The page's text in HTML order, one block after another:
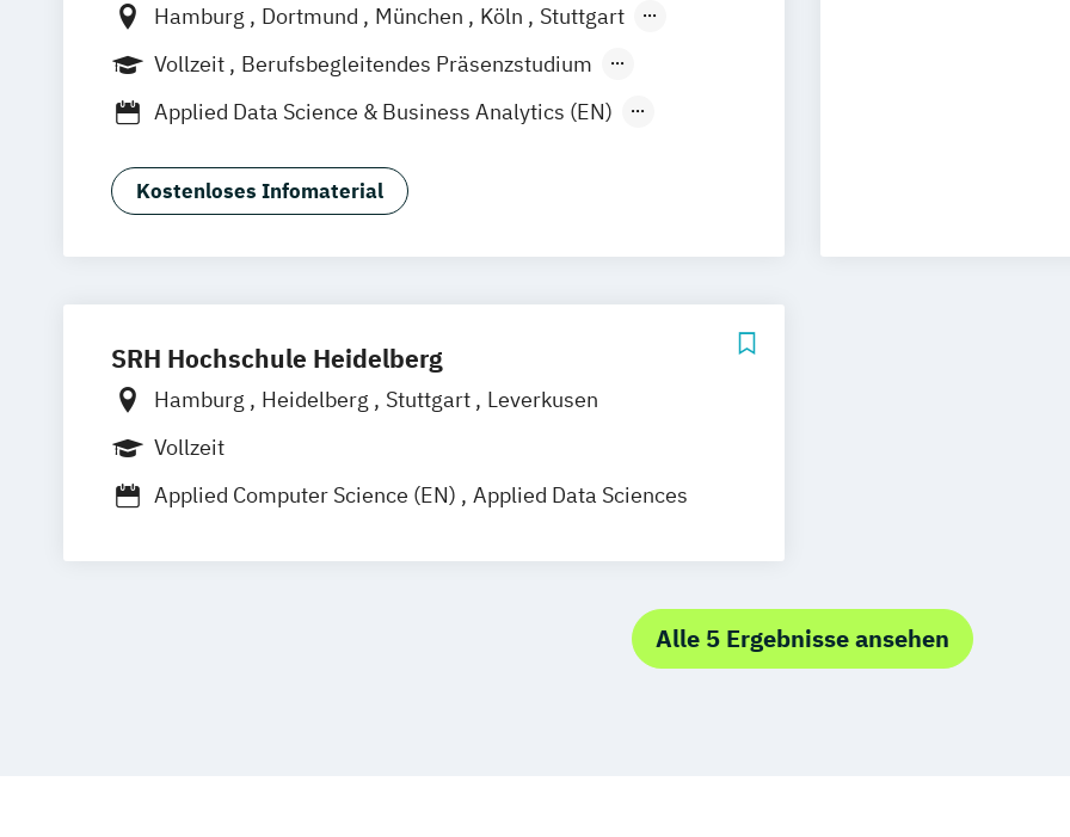
Hamburg Dortmund München Köln
Stuttgart
Frankfurt am Main
Berlin
Vollzeit
Berufsbegleitendes Präsenzstudium
Fernstudium
Applied Data Science & Business Analytics (EN)
Business Intelligence & Data Science (EN)
Management Business Intelligence & Data Science
Kostenloses Infomaterial
SRH Hochschule Heidelberg
Hamburg Heidelberg Stuttgart
Leverkusen
Vollzeit
Applied Computer Science (EN)
Applied Data Sciences
Alle 5 Ergebnisse ansehen